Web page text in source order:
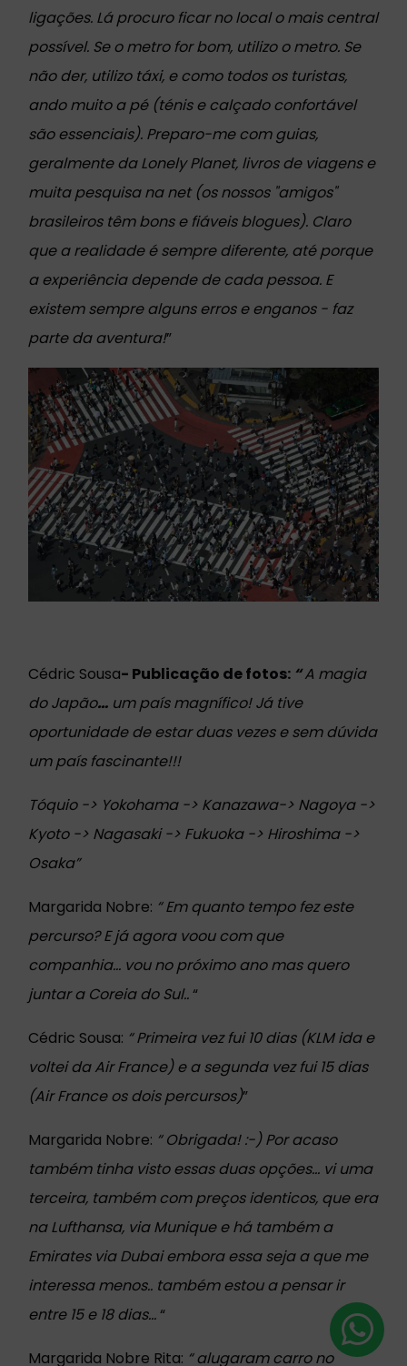
ligações. Lá procuro ficar no local o mais central
possível. Se o metro for bom, utilizo o metro. Se
não der, utilizo táxi, e como todos os turistas,
ando muito a pé (ténis e calçado confortável
são essenciais). Preparo-me com guias,
geralmente da Lonely Planet, livros de viagens e
muita pesquisa na net (os nossos "amigos"
brasileiros têm bons e fiáveis blogues). Claro
que a realidade é sempre diferente, até porque
a experiência depende de cada pessoa. E
existem sempre alguns erros e enganos - faz
parte da aventura!”
Cédric Sousa- Publicação de fotos: “A magia
do Japão… um país magnífico! Já tive
oportunidade de estarduas vezes e sem dúvida
um país fascinante!!!
Tóquio -> Yokohama -> Kanazawa-> Nagoya ->
Kyoto -> Nagasaki -> Fukuoka -> Hiroshima ->
Osaka”
Margarida Nobre: “ Em quanto tempo fez este
percurso? E já agora voou com que
companhia... vou no próximo ano mas quero
juntar a Coreia do Sul..“
Cédric Sousa: “ Primeira vez fui 10 dias (KLM ida e
voltei da Air France) e a segunda vez fui 15 dias
(Air France os dois percursos)”
Margarida Nobre: “ Obrigada! :-) Por acaso
também tinha visto essas duas opções... vi uma
terceira, também com preços identicos, que era
na Lufthansa, via Munique e há também a
Emirates via Dubai embora essa seja a que me
interessa menos.. também estou a pensar ir
entre 15 e 18 dias...“
Margarida Nobre Rita: “ alugaram carro no